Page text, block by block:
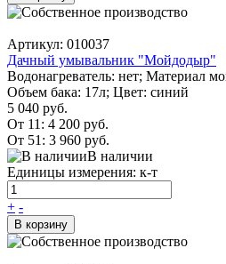
Артикул: 010037
Дачный умывальник "Мойдодыр"
Водонагреватель: нет; Материал
Объем бака: 17л; Цвет: синий
5 040 руб.
От 11: 4 200 руб.
От 51: 3 960 руб.
В наличии
Единицы измерения: к-т
+ -
В корзину